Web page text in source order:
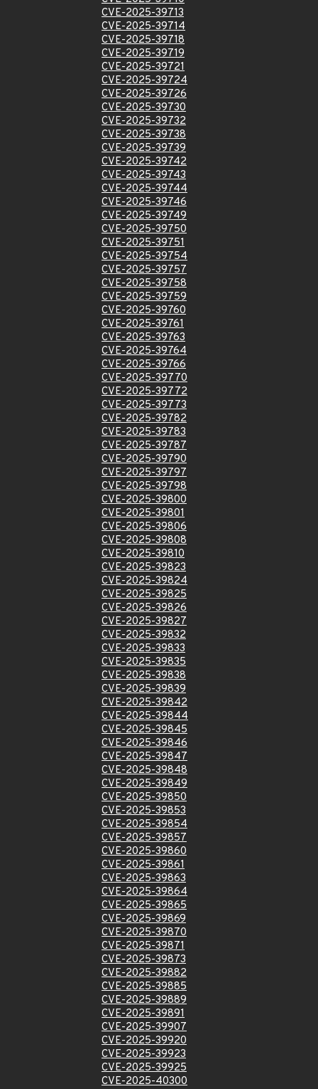
CVE-2025-39713
CVE-2025-39714
CVE-2025-39718
CVE-2025-39719
CVE-2025-39721
CVE-2025-39724
CVE-2025-39726
CVE-2025-39730
CVE-2025-39732
CVE-2025-39738
CVE-2025-39739
CVE-2025-39742
CVE-2025-39743
CVE-2025-39744
CVE-2025-39746
CVE-2025-39749
CVE-2025-39750
CVE-2025-39751
CVE-2025-39754
CVE-2025-39757
CVE-2025-39758
CVE-2025-39759
CVE-2025-39760
CVE-2025-39761
CVE-2025-39763
CVE-2025-39764
CVE-2025-39766
CVE-2025-39770
CVE-2025-39772
CVE-2025-39773
CVE-2025-39782
CVE-2025-39783
CVE-2025-39787
CVE-2025-39790
CVE-2025-39797
CVE-2025-39798
CVE-2025-39800
CVE-2025-39801
CVE-2025-39806
CVE-2025-39808
CVE-2025-39810
CVE-2025-39823
CVE-2025-39824
CVE-2025-39825
CVE-2025-39826
CVE-2025-39827
CVE-2025-39832
CVE-2025-39833
CVE-2025-39835
CVE-2025-39838
CVE-2025-39839
CVE-2025-39842
CVE-2025-39844
CVE-2025-39845
CVE-2025-39846
CVE-2025-39847
CVE-2025-39848
CVE-2025-39849
CVE-2025-39850
CVE-2025-39853
CVE-2025-39854
CVE-2025-39857
CVE-2025-39860
CVE-2025-39861
CVE-2025-39863
CVE-2025-39864
CVE-2025-39865
CVE-2025-39869
CVE-2025-39870
CVE-2025-39871
CVE-2025-39873
CVE-2025-39882
CVE-2025-39885
CVE-2025-39889
CVE-2025-39891
CVE-2025-39907
CVE-2025-39920
CVE-2025-39923
CVE-2025-39925
CVE-2025-40300